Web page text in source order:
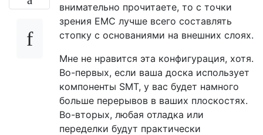
внимательно прочитаете, то с точки
зрения EMC лучше всего составлять
стопку с основаниями на внешних слоях.
Мне не нравится эта конфигурация, хотя.
Во-первых, если ваша доска использует
компоненты SMT, у вас будет намного
больше перерывов в ваших плоскостях.
Во-вторых, любая отладка или
переделки будут практически